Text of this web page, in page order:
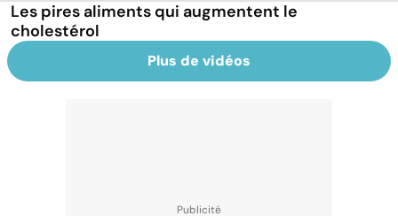
Les pires aliments qui augmentent le
cholestérol
Plus de vidéos